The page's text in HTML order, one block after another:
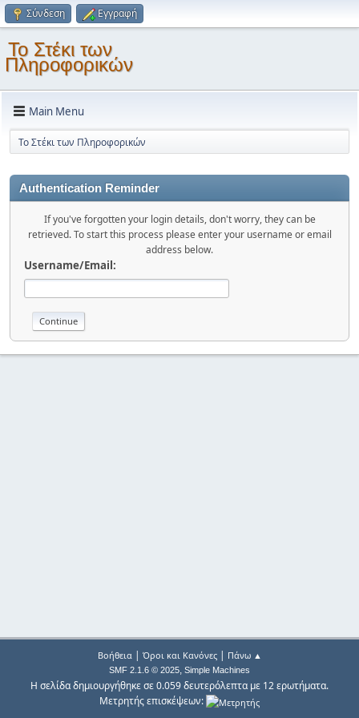
Σύνδεση Εγγραφή
Το Στέκι των
Πληροφορικών
Main Menu
Το Στέκι των Πληροφορικών
Authentication Reminder
If you've forgotten your login details, don't worry, they can be
retrieved. To start this process please enter your username or email
address below.
Username/Email:
Βοήθεια| Όροι και Κανόνες| Πάνω ▲
SMF 2.1.6 © 2025, Simple Machines
Η σελίδα δημιουργήθηκε σε 0.059 δευτερόλεπτα με 12 ερωτήματα.
Μετρητής επισκέψεων: